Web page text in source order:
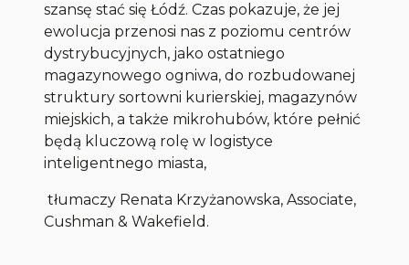
szansę stać się Łódź. Czas pokazuje, że jej
ewolucja przenosi nas z poziomu centrów
dystrybucyjnych, jako ostatniego
magazynowego ogniwa, do rozbudowanej
struktury sortowni kurierskiej, magazynów
miejskich, a także mikrohubów, które pełnić
będą kluczową rolę w logistyce
inteligentnego miasta,
tłumaczy Renata Krzyżanowska, Associate,
Cushman & Wakefield.